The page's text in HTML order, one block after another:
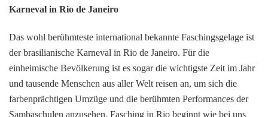
Karneval in Rio de Janeiro
Das wohl berühmteste international bekannte Faschingsgelage ist
der brasilianische Karneval in Rio de Janeiro. Für die
einheimische Bevölkerung ist es sogar die wichtigste Zeit im Jahr
und tausende Menschen aus aller Welt reisen an, um sich die
farbenprächtigen Umzüge und die berühmten Performances der
Sambaschulen anzusehen. Fasching in Rio beginnt wie bei uns